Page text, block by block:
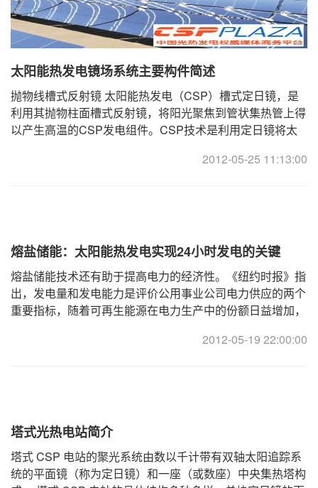
太阳能热发电镜场系统主要构件简述
抛物线槽式反射镜 太阳能热发电（CSP）槽式定日镜，是
利用其抛物柱面槽式反射镜，将阳光聚焦到管状集热管上得
以产生高温的CSP发电组件。CSP技术是利用定日镜将太
2012-05-25 11:13:00
熔盐储能：太阳能热发电实现24小时发电的关键
熔盐储能技术还有助于提高电力的经济性。《纽约时报》指
出，发电量和发电能力是评价公用事业公司电力供应的两个
重要指标，随着可再生能源在电力生产中的份额日益增加，
2012-05-19 22:00:00
塔式光热电站简介
塔式 CSP 电站的聚光系统由数以千计带有双轴太阳追踪系
统的平面镜（称为定日镜）和一座（或数座）中央集热塔构